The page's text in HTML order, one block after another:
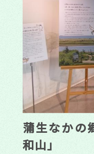
蒲生なか
和山」